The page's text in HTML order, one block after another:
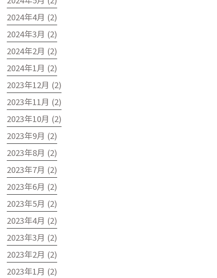
2024年4月 (2)
2024年3月 (2)
2024年2月 (2)
2024年1月 (2)
2023年12月 (2)
2023年11月 (2)
2023年10月 (2)
2023年9月 (2)
2023年8月 (2)
2023年7月 (2)
2023年6月 (2)
2023年5月 (2)
2023年4月 (2)
2023年3月 (2)
2023年2月 (2)
2023年1月 (2)